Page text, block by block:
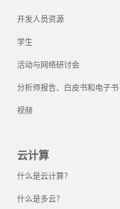
开发人员资源
学生
活动与网络研讨会
分析师报告、白皮书和电子书
视频
云计算
什么是云计算？
什么是多云？